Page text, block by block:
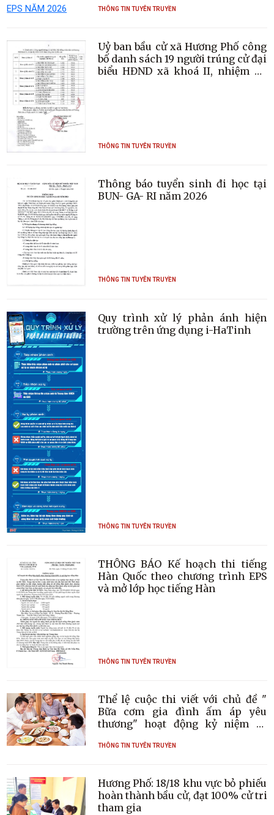
THÔNG TIN TUYÊN TRUYỀN
Uỷ ban bầu cử xã Hương Phố công
bố danh sách 19 người trúng cử đại
biểu HĐND xã khoá II, nhiệm kỳ
THÔNG TIN TUYÊN TRUYỀN
Thông báo tuyển sinh đi học tại
BUN- GA- RI năm 2026
THÔNG TIN TUYÊN TRUYỀN
Quy trình xử lý phản ánh hiện
trường trên ứng dụng i-HaTinh
THÔNG TIN TUYÊN TRUYỀN
THÔNG BÁO Kế hoạch thi tiếng
Hàn Quốc theo chương trình EPS
và mở lớp học tiếng Hàn
THÔNG TIN TUYÊN TRUYỀN
Thể lệ cuộc thi viết với chủ đề "
Bữa cơm gia đình ấm áp yêu
thương" hoạt động kỷ niệm 25
THÔNG TIN TUYÊN TRUYỀN
Hương Phố: 18/18 khu vực bỏ phiếu
hoàn thành bầu cử, đạt 100% cử tri
tham gia